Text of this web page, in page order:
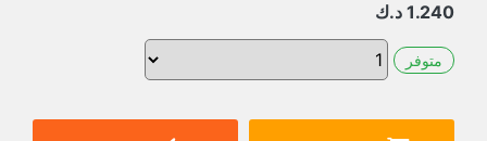
1.240 د.ك
متوفر